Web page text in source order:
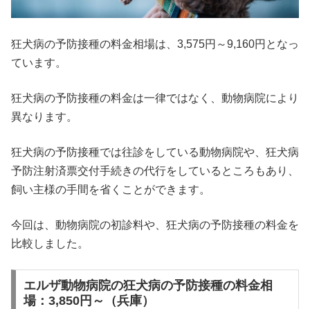
狂犬病の予防接種の料金相場は、3,575円～9,160円となっ
ています。
狂犬病の予防接種の料金は一律ではなく、動物病院により
異なります。
狂犬病の予防接種では往診をしている動物病院や、狂犬病
予防注射済票交付手続きの代行をしているところもあり、
飼い主様の手間を省くことができます。
今回は、動物病院の初診料や、狂犬病の予防接種の料金を
比較しました。
エルザ動物病院の狂犬病の予防接種の料金相
場：3,850円～（兵庫）